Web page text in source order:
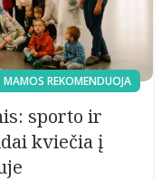
MAMOS REKOMENDUOJA
sporto ir
kviečia į